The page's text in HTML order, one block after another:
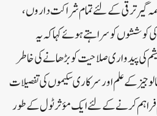
گیر ترقی کے لئے تمام شراکت داروں ،
کوششوں کو سراہتے ہوئے کہا کہ یہ
کی پیدواری صلاحیت کو بڑھانے کی خاطر
کے علم اور سرکاری سکیموں کی تفصیلات
کرنے کے لئے ایک مؤثر ٹول کے طور